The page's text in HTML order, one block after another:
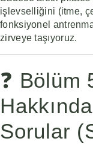
işlevselliğini (itme,
fonksiyonel
zirveye taşıyoruz.
❓
Sorular